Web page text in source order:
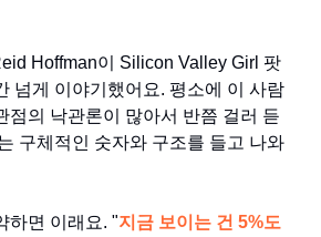
Hoffman이 Silicon Valley Girl 팟
넘게 이야기했어요. 평소에 이 사람
점의 낙관론이 많아서 반쯤 걸러 듣
구체적인 숫자와 구조를 들고 나와
하면 이래요. "지금 보이는 건 5%도